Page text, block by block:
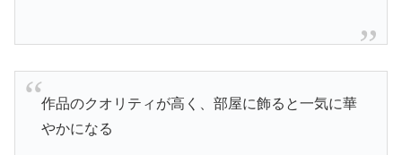
作品のクオリティが高く、部屋に飾ると一気に華
やかになる